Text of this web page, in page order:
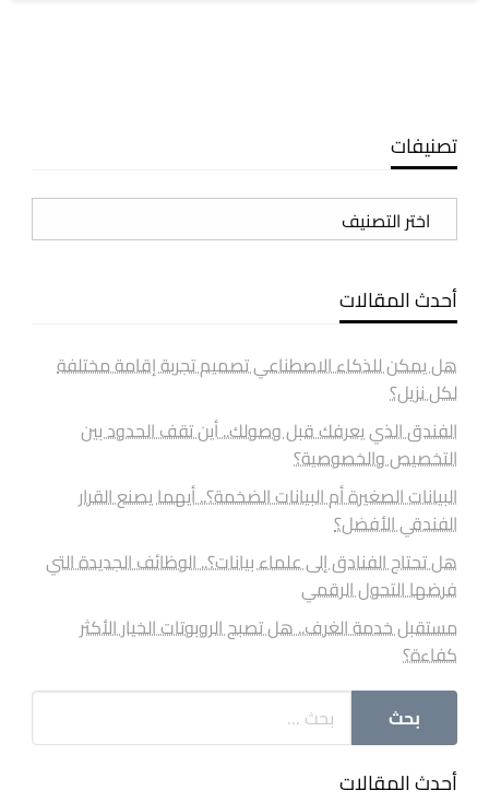
تصنيفات
تصنيفات
أحدث المقالات
هل يمكن للذكاء الاصطناعي تصميم تجربة إقامة مختلفة
لكل نزيل؟
الفندق الذي يعرفك قبل وصولك.. أين تقف الحدود بين
التخصيص والخصوصية؟
البيانات الصغيرة أم البيانات الضخمة؟.. أيهما يصنع القرار
الفندقي الأفضل؟
هل تحتاج الفنادق إلى علماء بيانات؟.. الوظائف الجديدة التي
فرضها التحول الرقمي
مستقبل خدمة الغرف.. هل تصبح الروبوتات الخيار الأكثر
كفاءة؟
أحدث المقالات